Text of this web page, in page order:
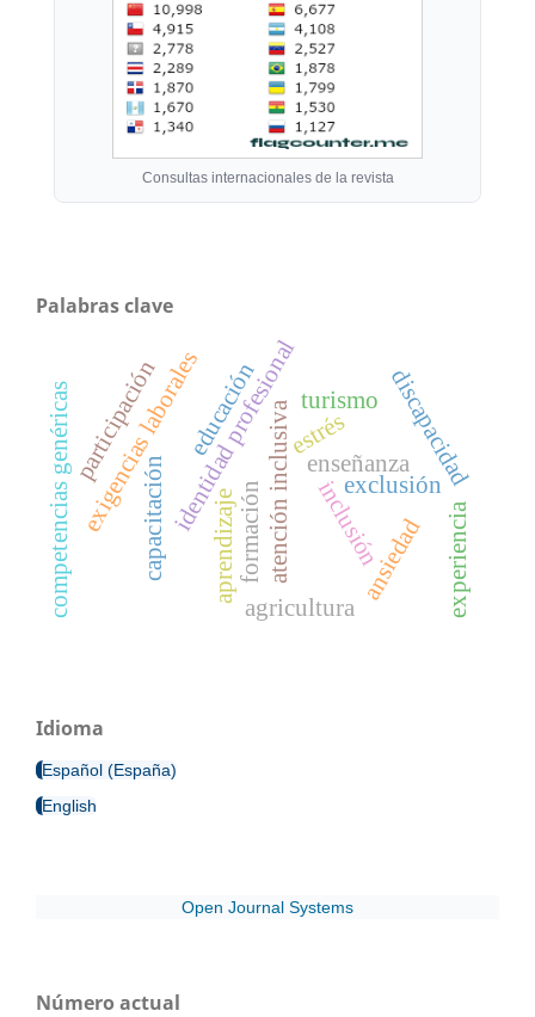
Consultas internacionales de la revista
Palabras clave
formaciónatención inclusiva
identidad profesional enseñanza
aprendizaje inclusión
exclusión
discapacidad
capacitación
estrés
ansiedad
exigencias laborales
agricultura
turismo
educación
participación
competencias genéricas experiencia
Idioma
Español (España)
English
Open Journal Systems
Número actual